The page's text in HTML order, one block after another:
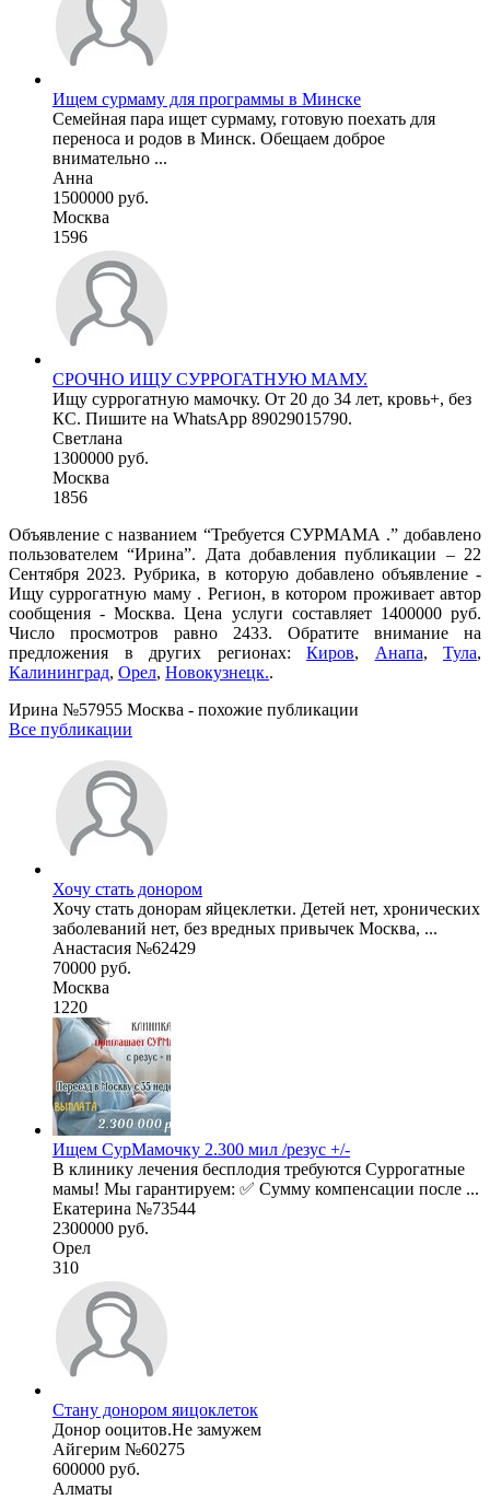
Ищем сурмаму для программы в Минске
Семейная пара ищет сурмаму, готовую поехать для
переноса и родов в Минск. Обещаем доброе
внимательно ...
Анна
1500000 руб.
Москва
1596
СРОЧНО ИЩУ СУРРОГАТНУЮ МАМУ.
Ищу суррогатную мамочку. От 20 до 34 лет, кровь+, без
КС. Пишите на WhatsApp 89029015790.
Светлана
1300000 руб.
Москва
1856
Объявление с названием “Требуется СУРМАМА .” добавлено
пользователем “Ирина”. Дата добавления публикации – 22
Сентября 2023. Рубрика, в которую добавлено объявление -
Ищу суррогатную маму . Регион, в котором проживает автор
сообщения - Москва. Цена услуги составляет 1400000 руб.
Число просмотров равно 2433. Обратите внимание на
предложения в других регионах: Киров, Анапа, Тула,
Калининград, Орел, Новокузнецк..
Ирина №57955 Москва - похожие публикации
Все публикации
Хочу стать донором
Хочу стать донорам яйцеклетки. Детей нет, хронических
заболеваний нет, без вредных привычек Москва, ...
Анастасия №62429
70000 руб.
Москва
1220
Ищем СурМамочку 2.300 мил /резус +/-
В клинику лечения бесплодия требуются Суррогатные
мамы! Мы гарантируем: ✅ Сумму компенсации после ...
Екатерина №73544
2300000 руб.
Орел
310
Стану донором яицоклеток
Донор ооцитов.Не замужем
Айгерим №60275
600000 руб.
Алматы